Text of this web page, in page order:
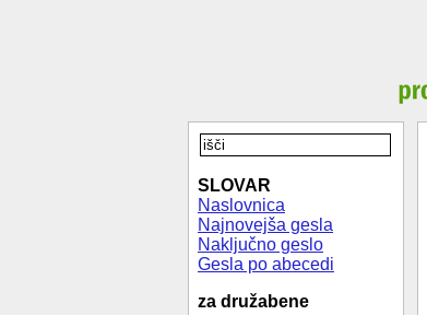
SLOVAR
Naslovnica
Najnovejša gesla
Naključno geslo
Gesla po abecedi
za družabene